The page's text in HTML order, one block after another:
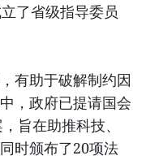
了省级指导委员
有助于破解制约因
，政府已提请国会
旨在助推科技、
时颁布了20项法